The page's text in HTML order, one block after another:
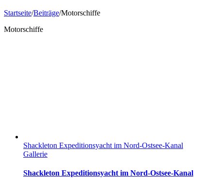
Startseite/Beiträge/Motorschiffe
Motorschiffe
Shackleton Expeditionsyacht im Nord-Ostsee-Kanal
Gallerie
Shackleton Expeditionsyacht im Nord-Ostsee-Kanal